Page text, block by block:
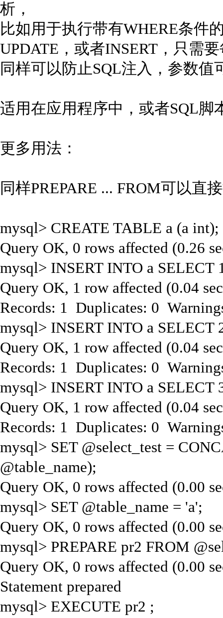
析，
比如用于执行带有WHERE条件
UPDATE，或者INSERT，只需
同样可以防止SQL注入，参数
适用在应用程序中，或者SQL脚
更多用法：
同样PREPARE ... FROM可以直
mysql> CREATE TABLE a (a int);
Query OK, 0 rows affected (0.26
mysql> INSERT INTO a SELECT
Query OK, 1 row affected (0.04
Records: 1 Duplicates: 0
mysql> INSERT INTO a SELECT
Query OK, 1 row affected (0.04
Records: 1 Duplicates: 0
mysql> INSERT INTO a SELECT
Query OK, 1 row affected (0.04
Records: 1 Duplicates: 0
mysql> SET @select_test =
@table_name);
Query OK, 0 rows affected (0.00
mysql> SET @table_name = 'a';
Query OK, 0 rows affected (0.00
mysql> PREPARE pr2 FROM
Query OK, 0 rows affected (0.00
Statement prepared
mysql> EXECUTE pr2 ;